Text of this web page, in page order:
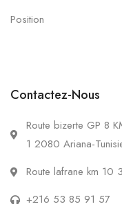
Position
Contactez-Nous
Route bizerte GP 8
1 2080 Ariana-
Route lafrane km 10
+216 53 85 91 57